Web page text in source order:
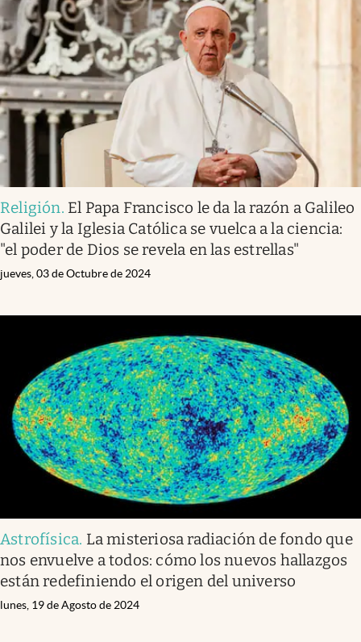
Religión. El Papa Francisco le da la razón a Galileo
Galilei y la Iglesia Católica se vuelca a la ciencia:
"el poder de Dios se revela en las estrellas"
jueves, 03 de Octubre de 2024
Astrofísica. La misteriosa radiación de fondo que
nos envuelve a todos: cómo los nuevos hallazgos
están redefiniendo el origen del universo
lunes, 19 de Agosto de 2024